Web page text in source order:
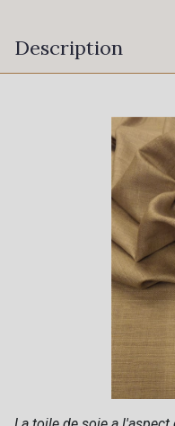
Description